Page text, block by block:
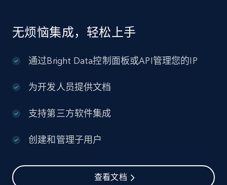
无烦恼集成，轻松上手
通过Bright Data控制面板或API管理您的IP
为开发人员提供文档
支持第三方软件集成
创建和管理子用户
查看文档